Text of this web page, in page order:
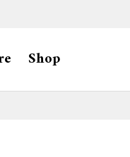
Shop